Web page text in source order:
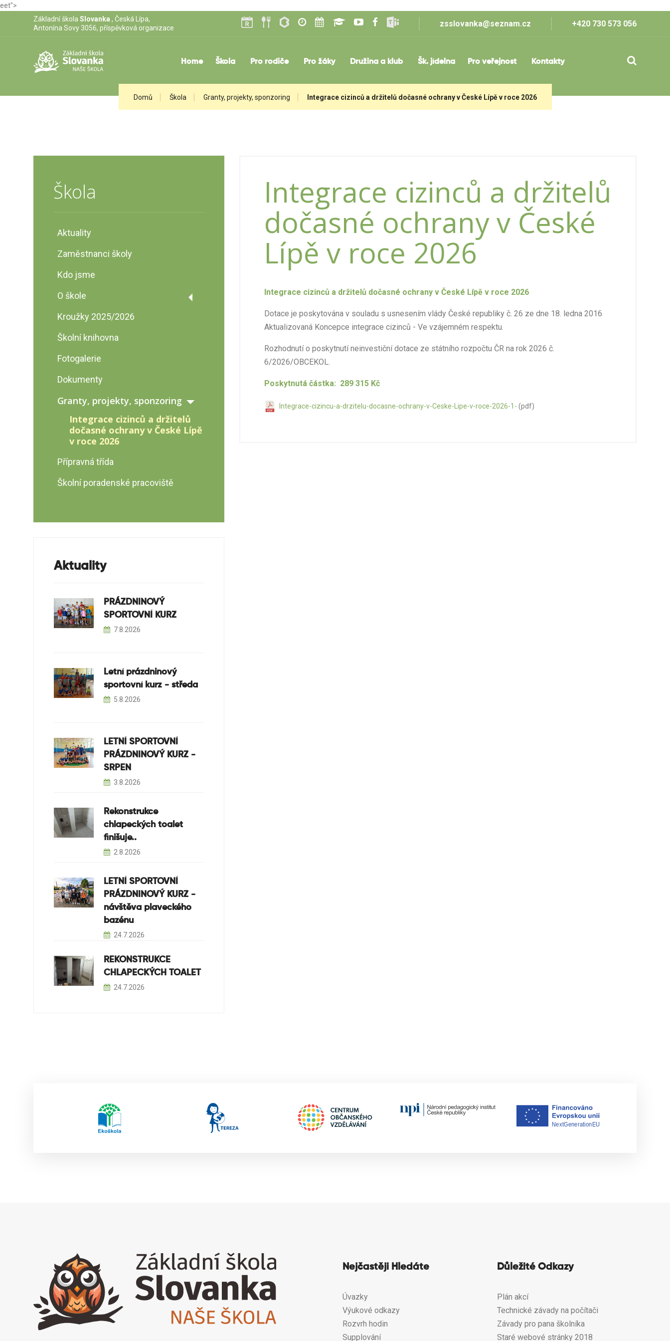
eet">
Základní škola Slovanka , Česká Lípa,
Antonína Sovy 3056, příspěvková organizace
zsslovanka@seznam.cz +420 730 573 056
Home Škola Pro rodiče Pro žáky Družina a klub Šk. jídelna Pro veřejnost Kontakty
Domů Škola Granty, projekty, sponzoring Integrace cizinců a držitelů dočasné ochrany v České Lípě v roce 2026
Škola
Aktuality
Zaměstnanci školy
Kdo jsme
O škole
Historie školy
Prohlídka školy
Kroužky 2025/2026
Školní knihovna
Fotogalerie
Dokumenty
Granty, projekty, sponzoring
Integrace cizinců a držitelů
dočasné ochrany v České Lípě
v roce 2026
Přípravná třída
Školní poradenské pracoviště
Aktuality
PRÁZDNINOVÝ
SPORTOVNÍ KURZ
7.8.2026
Letní prázdninový
sportovní kurz - středa
5.8.2026
LETNÍ SPORTOVNÍ
PRÁZDNINOVÝ KURZ -
SRPEN
3.8.2026
Rekonstrukce
chlapeckých toalet
finišuje..
2.8.2026
LETNÍ SPORTOVNÍ
PRÁZDNINOVÝ KURZ -
návštěva plaveckého
bazénu
24.7.2026
REKONSTRUKCE
CHLAPECKÝCH TOALET
24.7.2026
Integrace cizinců a držitelů
dočasné ochrany v České
Lípě v roce 2026
Integrace cizinců a držitelů dočasné ochrany v České Lípě v roce 2026
Dotace je poskytována v souladu s usnesením vlády České republiky č. 26 ze dne 18. ledna 2016
Aktualizovaná Koncepce integrace cizinců - Ve vzájemném respektu.
Rozhodnutí o poskytnutí neinvestiční dotace ze státního rozpočtu ČR na rok 2026 č.
6/2026/OBCEKOL.
Poskytnutá částka: 289 315 Kč
Integrace-cizincu-a-drzitelu-docasne-ochrany-v-Ceske-Lipe-v-roce-2026-1- (pdf)
Nejčastěji Hledáte
Úvazky
Výukové odkazy
Rozvrh hodin
Supplování
Důležité Odkazy
Plán akcí
Technické závady na počítači
Závady pro pana školníka
Staré webové stránky 2018